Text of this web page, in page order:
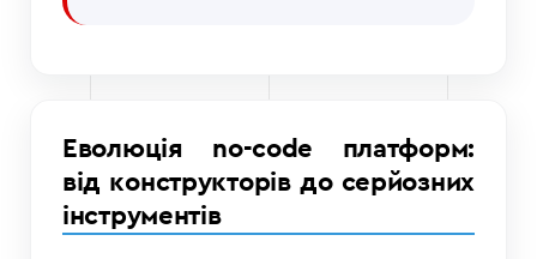
Еволюція no-code платформ:
від конструкторів до серйозних
інструментів